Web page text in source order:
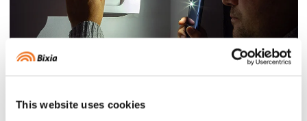
This website uses cookies
Bra att veta vid ett strömavbrott